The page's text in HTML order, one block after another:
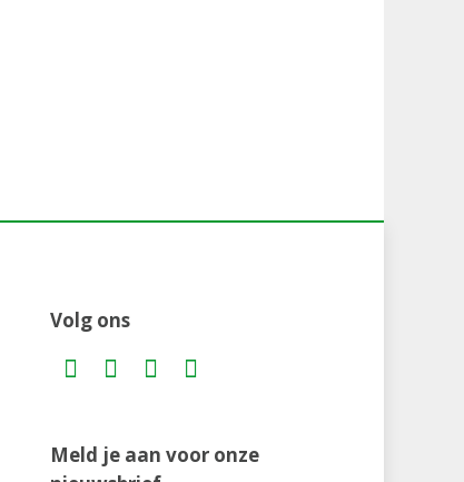
Volg ons
Meld je aan voor onze